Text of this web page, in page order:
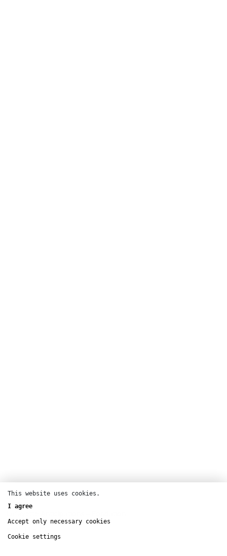
Dance
Galeries Lafayette
This website uses cookies.
I agree
Accept only necessary cookies
Cookie settings